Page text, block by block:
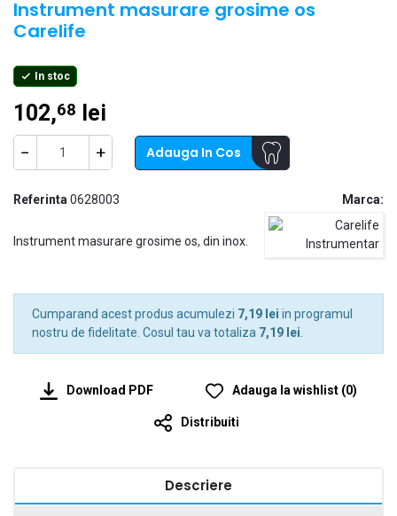
Instrument masurare grosime os
Carelife
 In stoc
102,68 lei
− + Adauga In Cos
Marca:
Referinta 0628003
Instrument masurare grosime os, din inox.
Cumparand acest produs acumulezi 7,19 lei in programul
nostru de fidelitate. Cosul tau va totaliza 7,19 lei
Download PDF Adauga la wishlist (0)
Distribuiti
Descriere